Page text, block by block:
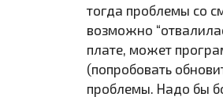
тогда проблемы со
возможно
плате, может
(попробовать
проблемы. Надо бы